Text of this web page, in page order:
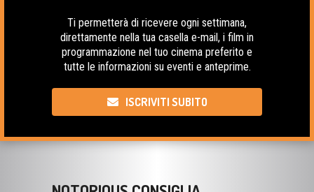
programmazione nel tuo cinema preferito e
tutte le informazioni su eventi e anteprime.
ISCRIVITI SUBITO